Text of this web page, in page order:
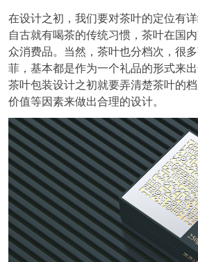
在设计之初，我们要对茶叶的定位有
自古就有喝茶的传统习惯，茶叶在国
众消费品。当然，茶叶也分档次，很
菲，基本都是作为一个礼品的形式来
茶叶包装设计之初就要弄清楚茶叶的
价值等因素来做出合理的设计。